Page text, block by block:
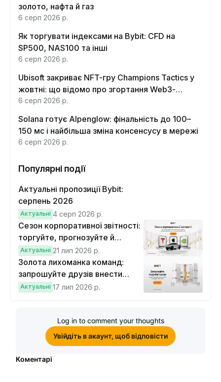
золото, нафта й газ
6 серп 2026 р.
Як торгувати індексами на Bybit: CFD на
SP500, NAS100 та інші
6 серп 2026 р.
Ubisoft закриває NFT-гру Champions Tactics у
жовтні: що відомо про згортання Web3-
функцій
6 серп 2026 р.
Solana готує Alpenglow: фінальність до 100–
150 мс і найбільша зміна консенсусу в мережі
6 серп 2026 р.
Популярні події
Актуальні пропозиції Bybit:
серпень 2026
Актуальні 4 серп 2026 р.
Сезон корпоративної звітності:
торгуйте, прогнозуйте й
вигравайте Cybertruck
Актуальні 21 лип 2026 р.
Золота лихоманка команд:
запрошуйте друзів внести
депозит на $100 і торгувати на
Актуальні 17 лип 2026 р.
Log in to comment your thoughts
Увійдіть в акаунт, щоб відповісти
Коментарі